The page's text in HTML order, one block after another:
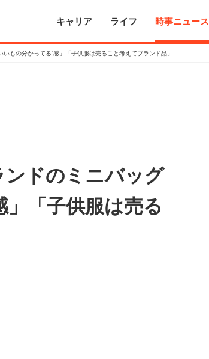
キャリア ライフ 時事ニュース
もの分かってる”感」「子供服は売ること考えてブランド品」
ドのミニバッグ
「子供服は売る